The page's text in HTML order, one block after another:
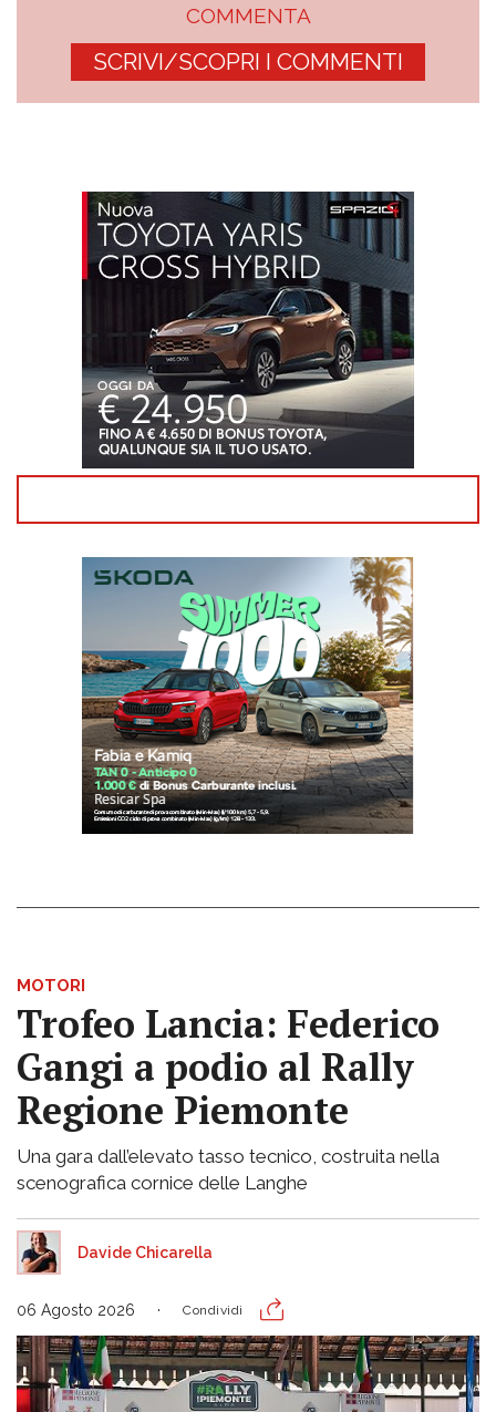
COMMENTA
SCRIVI/SCOPRI I COMMENTI
MOTORI
Trofeo Lancia: Federico
Gangi a podio al Rally
Regione Piemonte
Una gara dall’elevato tasso tecnico, costruita nella
scenografica cornice delle Langhe
Davide Chicarella
06 Agosto 2026 Condividi